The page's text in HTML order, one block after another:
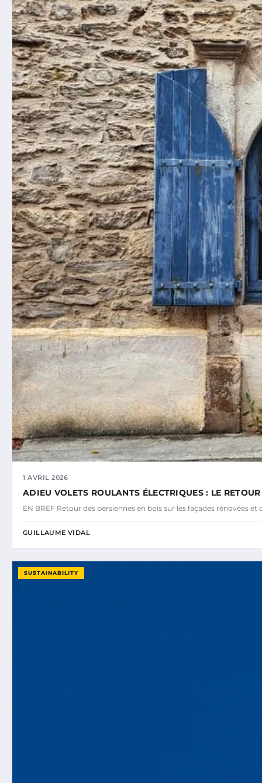
1 AVRIL 2026
ADIEU VOLETS ROULANTS ÉLECTRIQUES : LE
EN BREF Retour des persiennes en bois sur les façades rénovées
GUILLAUME VIDAL
SUSTAINABILITY